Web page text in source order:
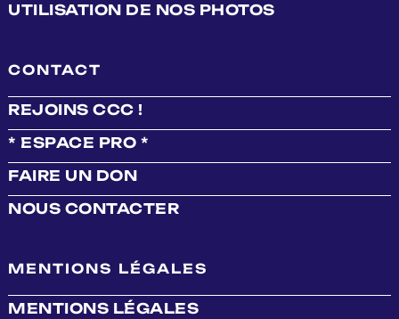
UTILISATION DE NOS PHOTOS
CONTACT
REJOINS CCC !
* ESPACE PRO *
FAIRE UN DON
NOUS CONTACTER
MENTIONS LÉGALES
MENTIONS LÉGALES